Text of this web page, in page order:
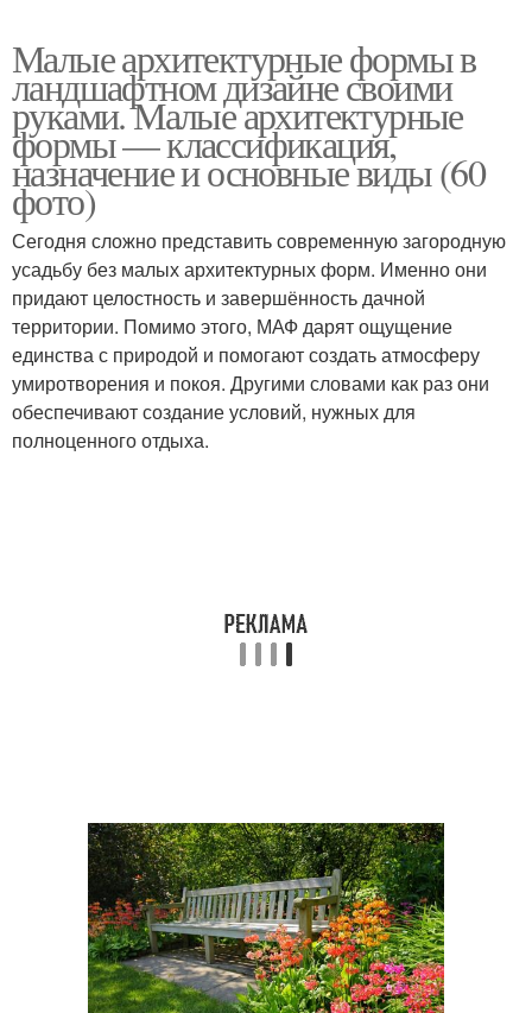
Малые архитектурные формы в
ландшафтном дизайне своими
руками. Малые архитектурные
формы — классификация,
назначение и основные виды (60
фото)
Сегодня сложно представить современную загородную
усадьбу без малых архитектурных форм. Именно они
придают целостность и завершённость дачной
территории. Помимо этого, МАФ дарят ощущение
единства с природой и помогают создать атмосферу
умиротворения и покоя. Другими словами как раз они
обеспечивают создание условий, нужных для
полноценного отдыха.